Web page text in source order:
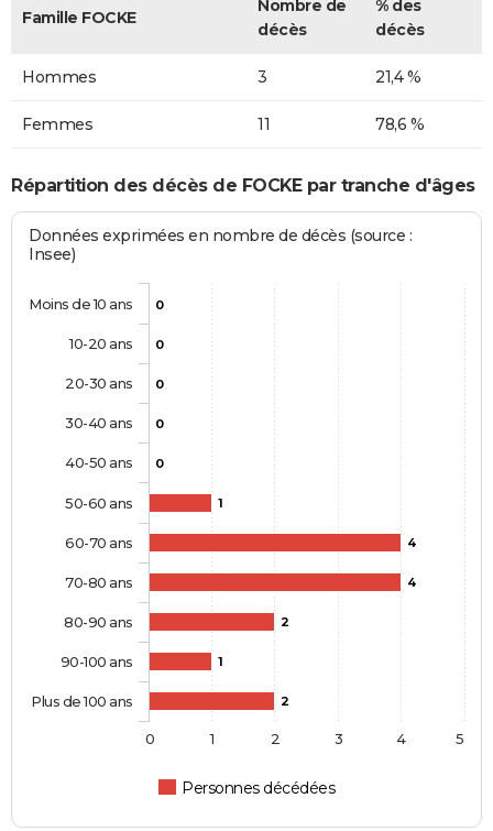
Famille FOCKE
Nombre de
décès
% des
décès
Hommes 3 21,4 %
Femmes 11 78,6 %
Répartition des décès de FOCKE par tranche d'âges
Données exprimées en nombre de décès (source :
Insee)
0
0
0
0
0
1
4
4
2
1
2
Personnes décédées
Moins de 10 ans
10-20 ans
20-30 ans
30-40 ans
40-50 ans
50-60 ans
60-70 ans
70-80 ans
80-90 ans
90-100 ans
Plus de 100 ans
0 1 2 3 4 5